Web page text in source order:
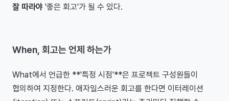
잘 따라야 '좋은 회고'가 될 수 있다.
When, 회고는 언제 하는가
What에서 언급한 **'특정 시점'**은 프로젝트 구성원들이
협의하여 지정한다. 애자일스러운 회고를 한다면 이터레이션